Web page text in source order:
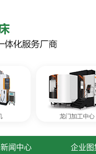
新闻中心 企业图